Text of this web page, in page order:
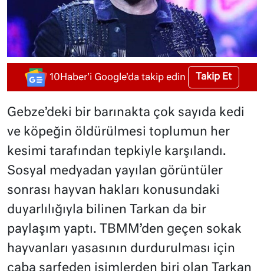
10Haber'i Google'da takip edin Takip Et
Gebze’deki bir barınakta çok sayıda kedi
ve köpeğin öldürülmesi toplumun her
kesimi tarafından tepkiyle karşılandı.
Sosyal medyadan yayılan görüntüler
sonrası hayvan hakları konusundaki
duyarlılığıyla bilinen Tarkan da bir
paylaşım yaptı. TBMM’den geçen sokak
hayvanları yasasının durdurulması için